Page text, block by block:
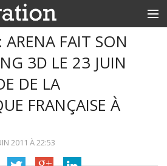
ARENA FAIT SON
3D LE 23 JUIN
DE LA
FRANÇAISE À
2011 À22:53